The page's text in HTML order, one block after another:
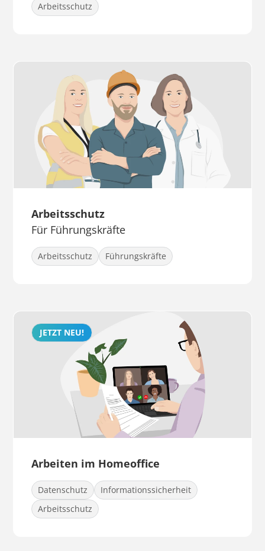
Arbeitsschutz
Arbeitsschutz
Für Führungskräfte
Arbeitsschutz Führungskräfte
JETZT NEU!
Arbeiten im Homeoffice
Datenschutz
Informationssicherheit
Arbeitsschutz